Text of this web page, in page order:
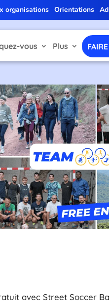
organisations Orientations
vous Plus
avec Street Soccer